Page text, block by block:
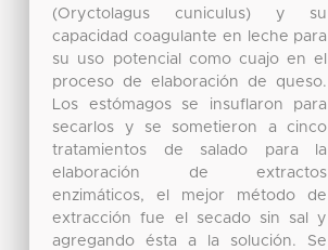
(Oryctolagus cuniculus) y su
capacidad coagulante en leche para
su uso potencial como cuajo en el
proceso de elaboración de queso.
Los estómagos se insuflaron para
secarlos y se sometieron a cinco
tratamientos de salado para la
elaboración de extractos
enzimáticos, el mejor método de
extracción fue el secado sin sal y
agregando ésta a la solución. Se